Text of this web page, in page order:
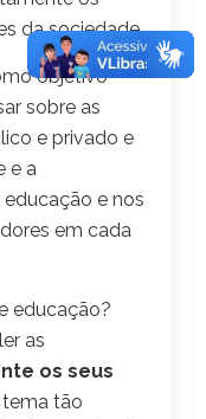
da sociedade.
objetivo
sobre as
e privado e
e a
e nos
em cada
educação?
as
os seus
tão